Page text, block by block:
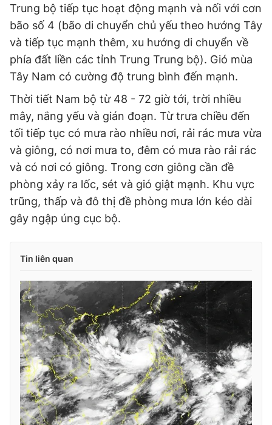
Trung bộ tiếp tục hoạt động mạnh và nối với cơn
bão số 4 (bão di chuyển chủ yếu theo hướng Tây
và tiếp tục mạnh thêm, xu hướng di chuyển về
phía đất liền các tỉnh Trung Trung bộ). Gió mùa
Tây Nam có cường độ trung bình đến mạnh.
Thời tiết Nam bộ từ 48 - 72 giờ tới, trời nhiều
mây, nắng yếu và gián đoạn. Từ trưa chiều đến
tối tiếp tục có mưa rào nhiều nơi, rải rác mưa vừa
và giông, có nơi mưa to, đêm có mưa rào rải rác
và có nơi có giông. Trong cơn giông cần đề
phòng xảy ra lốc, sét và gió giật mạnh. Khu vực
trũng, thấp và đô thị đề phòng mưa lớn kéo dài
gây ngập úng cục bộ.
Tin liên quan